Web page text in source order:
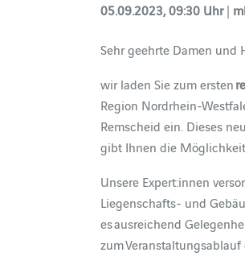
05.09.2023, 09:30 Uhr|
Sehr geehrte Damen und
wir laden Sie zum ersten
Region Nordrhein-
Remscheid ein. Dieses
gibt Ihnen die
Unsere Expert:innen
Liegenschafts- und
es ausreichend
zum